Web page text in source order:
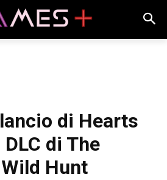
di Hearts
di The
Hunt